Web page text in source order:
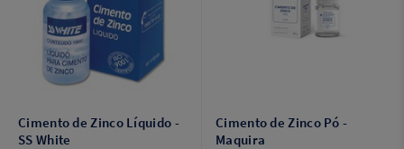
Cimento de Zinco Líquido -
SS White
Cimento de Zinco Pó -
Maquira